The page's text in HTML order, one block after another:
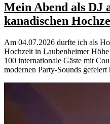
Mein Abend als DJ
kanadischen
Am 04.07.2026 durfte ich als
Hochzeit in Laubenheimer
100 internationale Gäste mit
modernen Party-Sounds gefeiert